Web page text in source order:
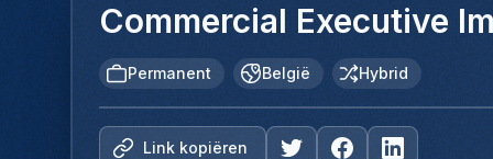
Commercial Executive
Permanent België Hybrid
Link kopiëren